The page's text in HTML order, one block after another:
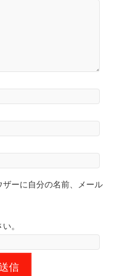
ーに自分の名前、メール
。